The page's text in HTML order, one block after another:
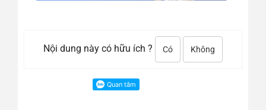
Nội dung này có hữu ích ? Có Không